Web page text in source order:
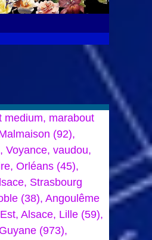
medium, marabout
(92),
Voyance, vaudou,
Orléans (45),
Strasbourg
(38), Angoulême
Alsace, Lille (59),
(973),